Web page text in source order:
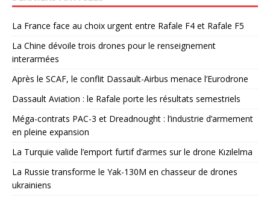
La France face au choix urgent entre Rafale F4 et Rafale F5
La Chine dévoile trois drones pour le renseignement
interarmées
Après le SCAF, le conflit Dassault-Airbus menace l’Eurodrone
Dassault Aviation : le Rafale porte les résultats semestriels
Méga-contrats PAC-3 et Dreadnought : l’industrie d’armement
en pleine expansion
La Turquie valide l’emport furtif d’armes sur le drone Kızılelma
La Russie transforme le Yak-130M en chasseur de drones
ukrainiens